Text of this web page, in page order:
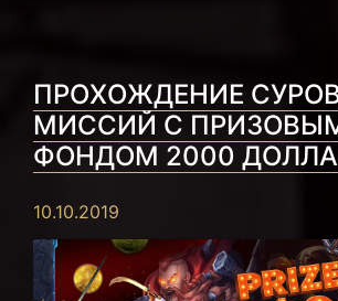
ПРОХОЖДЕНИЕ
МИССИЙ С
ФОНДОМ 2000
10.10.2019